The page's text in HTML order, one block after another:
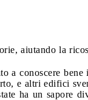
aiutando la
a conoscere
e altri edifici
ha un sapore